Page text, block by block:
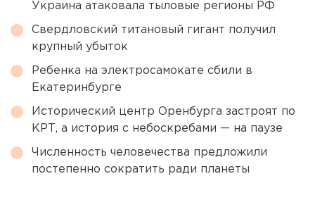
Украина атаковала тыловые регионы РФ
Свердловский титановый гигант получил
крупный убыток
Ребенка на электросамокате сбили в
Екатеринбурге
Исторический центр Оренбурга застроят по
КРТ, а история с небоскребами — на паузе
Численность человечества предложили
постепенно сократить ради планеты